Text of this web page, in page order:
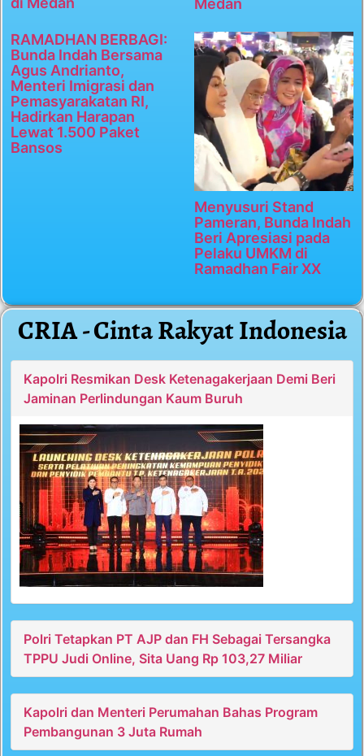
Medan
RAMADHAN BERBAGI:
Bunda Indah Bersama
Agus Andrianto,
Menteri Imigrasi dan
Pemasyarakatan RI,
Hadirkan Harapan
Lewat 1.500 Paket
Bansos
Menyusuri Stand
Pameran, Bunda Indah
Beri Apresiasi pada
Pelaku UMKM di
Ramadhan Fair XX
CRIA - Cinta Rakyat Indonesia
Kapolri Resmikan Desk Ketenagakerjaan Demi Beri
Jaminan Perlindungan Kaum Buruh
Polri Tetapkan PT AJP dan FH Sebagai Tersangka
TPPU Judi Online, Sita Uang Rp 103,27 Miliar
Kapolri dan Menteri Perumahan Bahas Program
Pembangunan 3 Juta Rumah